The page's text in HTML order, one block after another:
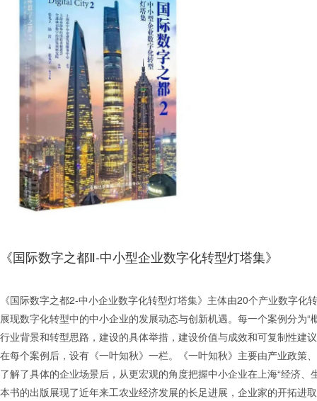
《国际数字之都Ⅱ-中小型企业数字化转型灯塔集》
《国际数字之都2-中小企业数字化转型灯塔集》主体由20个产业数字
展现数字化转型中的中小企业的发展动态与创新机遇。每一个案例分为“
行业背景和转型思路，建设的具体举措，建设价值与成效和可复制性建
在每个案例后，设有《一叶知秋》一栏。《一叶知秋》主要由产业政策
了解了具体的企业场景后，从更宏观的角度把握中小企业在上海“经济
本书的出版展现了近年来工农业经济发展的长足进展，企业家的开拓进